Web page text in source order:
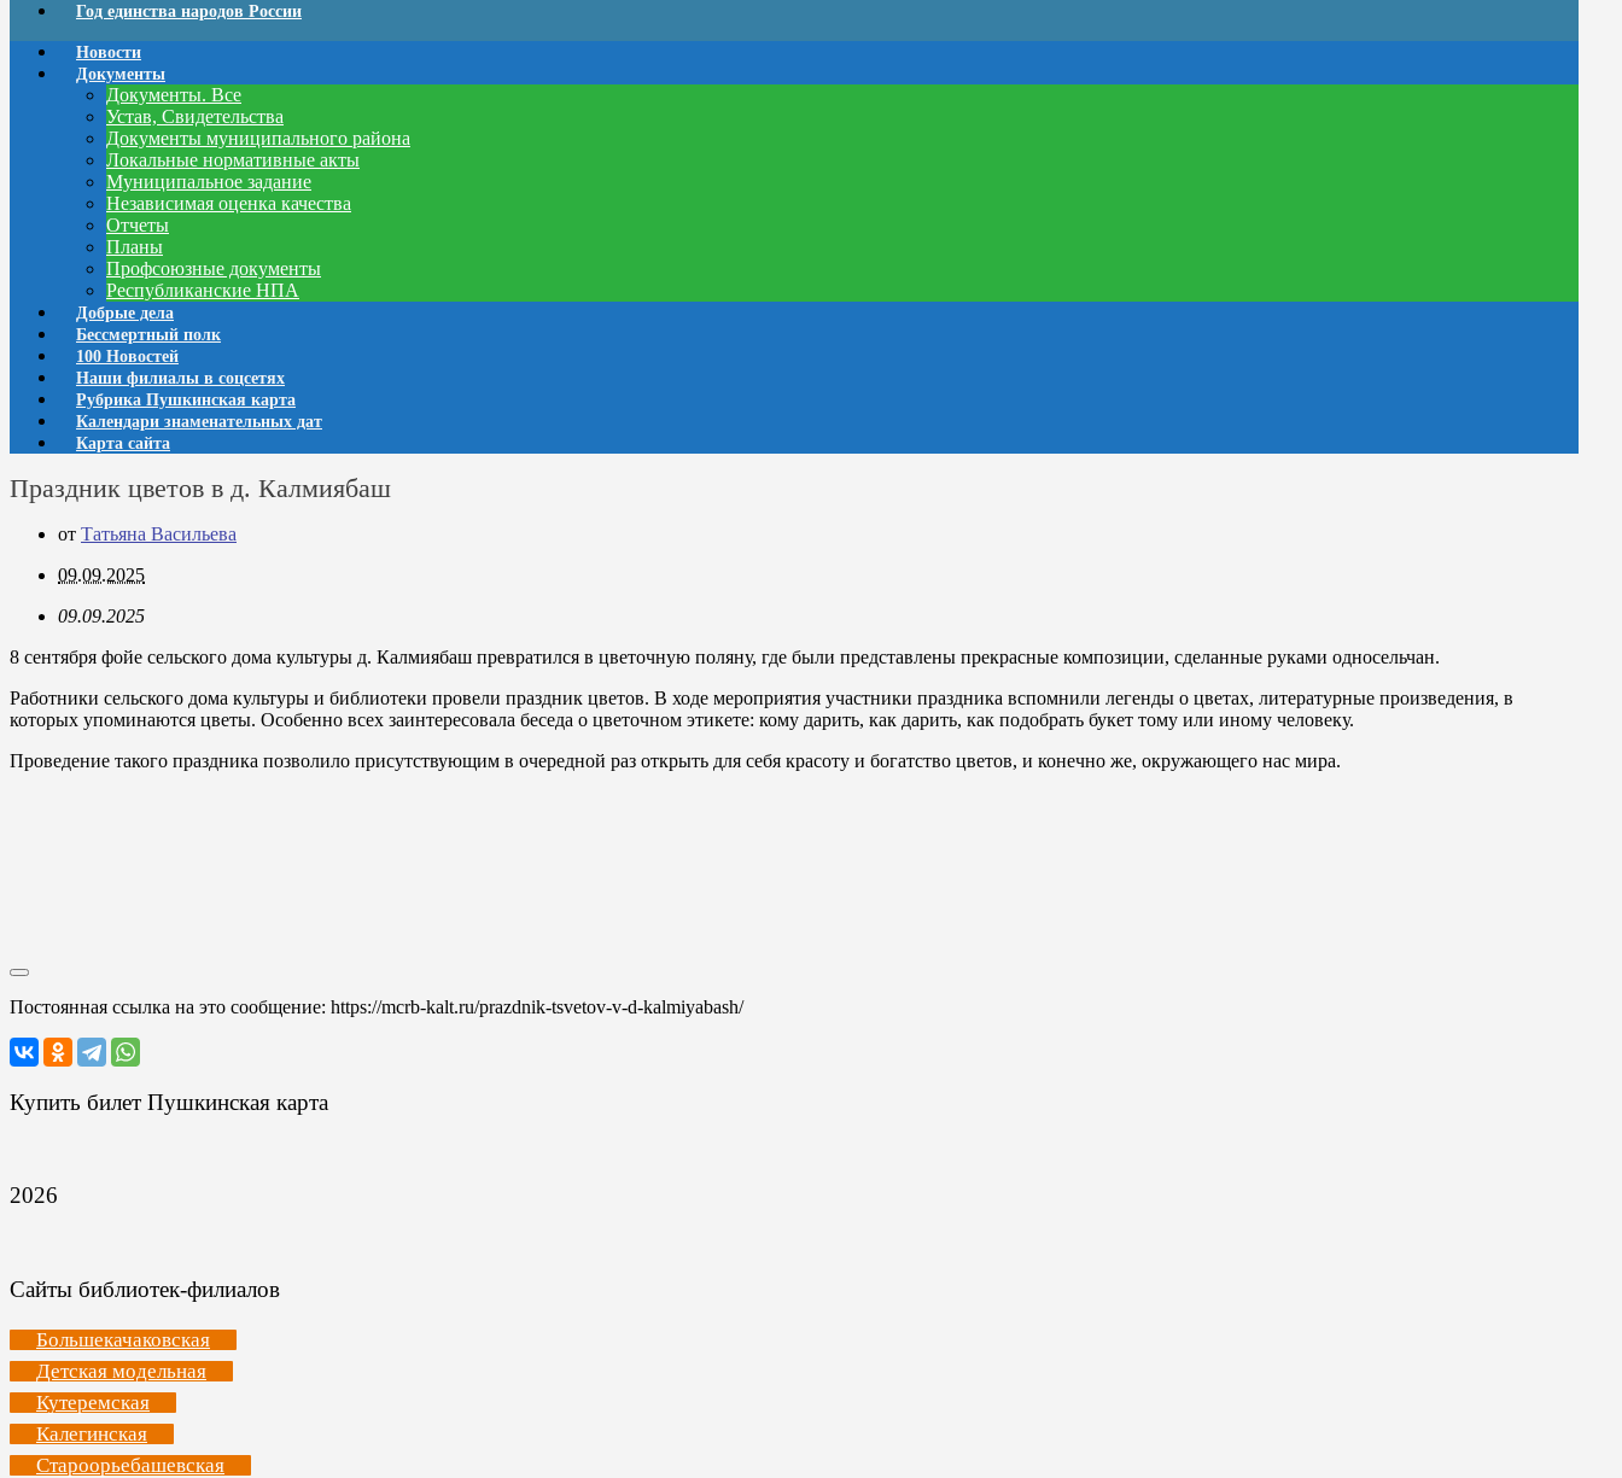
Год единства народов России
Новости
Документы
Документы. Все
Устав, Свидетельства
Документы муниципального района
Локальные нормативные акты
Муниципальное задание
Независимая оценка качества
Отчеты
Планы
Профсоюзные документы
Республиканские НПА
Добрые дела
Бессмертный полк
100 Новостей
Наши филиалы в соцсетях
Рубрика Пушкинская карта
Календари знаменательных дат
Карта сайта
Праздник цветов в д. Калмиябаш
от Татьяна Васильева
09.09.2025
09.09.2025
8 сентября фойе сельского дома культуры д. Калмиябаш превратился в цветочную поляну, где были представлены прекрасные композиции, сделанные руками односельчан.
Работники сельского дома культуры и библиотеки провели праздник цветов. В ходе мероприятия участники праздника вспомнили легенды о цветах, литературные произведения, в
которых упоминаются цветы. Особенно всех заинтересовала беседа о цветочном этикете: кому дарить, как дарить, как подобрать букет тому или иному человеку.
Проведение такого праздника позволило присутствующим в очередной раз открыть для себя красоту и богатство цветов, и конечно же, окружающего нас мира.
Постоянная ссылка на это сообщение: https://mcrb-kalt.ru/prazdnik-tsvetov-v-d-kalmiyabash/
Купить билет Пушкинская карта
2026
Сайты библиотек-филиалов
Большекачаковская
Детская модельная
Кутеремская
Калегинская
Староорьебашевская